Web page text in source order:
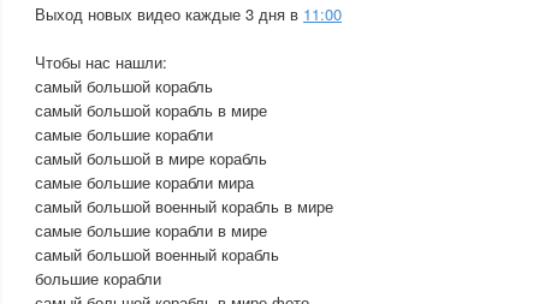
Выход новых видео каждые 3 дня в 11:00
Чтобы нас нашли:
самый большой корабль
самый большой корабль в мире
самые большие корабли
самый большой в мире корабль
самые большие корабли мира
самый большой военный корабль в мире
самые большие корабли в мире
самый большой военный корабль
большие корабли